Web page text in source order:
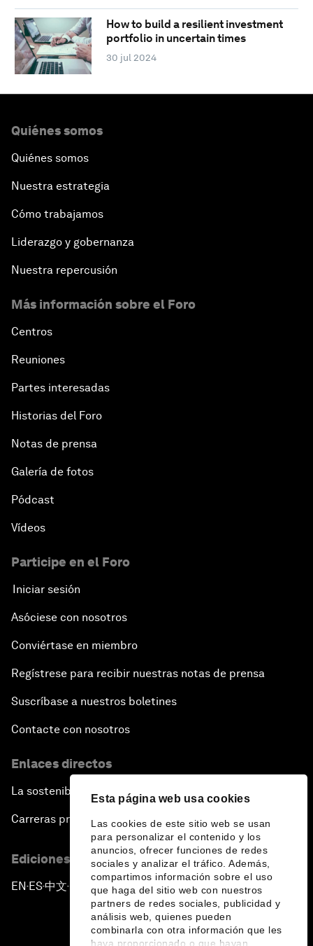
Esta página web usa cookies
Las cookies de este sitio web se usan
para personalizar el contenido y los
anuncios, ofrecer funciones de redes
sociales y analizar el tráfico. Además,
compartimos información sobre el uso
que haga del sitio web con nuestros
partners de redes sociales, publicidad y
análisis web, quienes pueden
combinarla con otra información que les
haya proporcionado o que hayan
How to build a resilient investment
portfolio in uncertain times
30 jul 2024
Quiénes somos
Quiénes somos
Nuestra estrategia
Cómo trabajamos
Liderazgo y gobernanza
Nuestra repercusión
Más información sobre el Foro
Centros
Reuniones
Partes interesadas
Historias del Foro
Notas de prensa
Galería de fotos
Pódcast
Vídeos
Participe en el Foro
Iniciar sesión
Asóciese con nosotros
Conviértase en miembro
Regístrese para recibir nuestras notas de prensa
Suscríbase a nuestros boletines
Contacte con nosotros
Enlaces directos
La sostenibilidad en el Foro
Carreras profesionales
Ediciones en otros idiomas
EN ▪ ES▪中文▪ 日本語